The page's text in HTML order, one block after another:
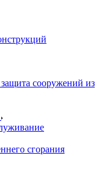
сооружений из
сгорания